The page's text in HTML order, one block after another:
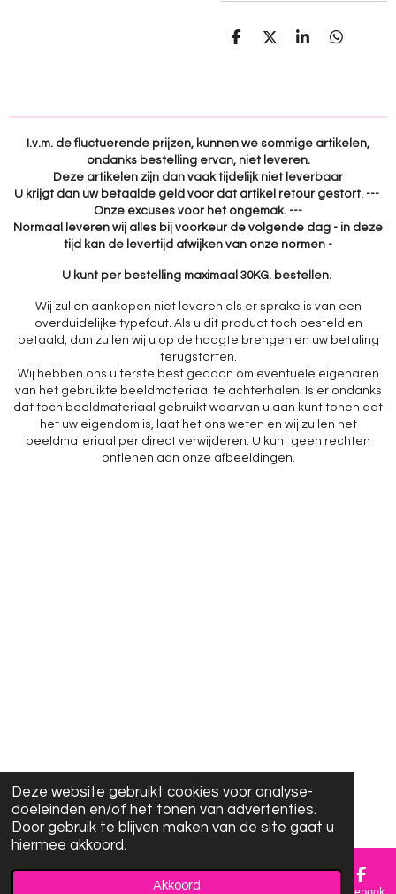
Deze website gebruikt cookies voor analyse-
doeleinden en/of het tonen van advertenties.
Door gebruik te blijven maken van de site gaat u
hiermee akkoord.
Akkoord
D
D
S
D
I.v.m. de fluctuerende prijzen, kunnen we sommige artikelen,
ondanks bestelling ervan, niet leveren.
Deze artikelen zijn dan vaak tijdelijk niet leverbaar
U krijgt dan uw betaalde geld voor dat artikel retour gestort. ---
Onze excuses voor het ongemak. ---
Normaal leveren wij alles bij voorkeur de volgende dag - in deze
tijd kan de levertijd afwijken van onze normen -
U kunt per bestelling maximaal 30KG. bestellen.
Wij zullen aankopen niet leveren als er sprake is van een
overduidelijke typefout. Als u dit product toch besteld en
betaald, dan zullen wij u op de hoogte brengen en uw betaling
terugstorten.
Wij hebben ons uiterste best gedaan om eventuele eigenaren
van het gebruikte beeldmateriaal te achterhalen. Is er ondanks
dat toch beeldmateriaal gebruikt waarvan u aan kunt tonen dat
het uw eigendom is, laat het ons weten en wij zullen het
beeldmateriaal per direct verwijderen. U kunt geen rechten
ontlenen aan onze afbeeldingen.